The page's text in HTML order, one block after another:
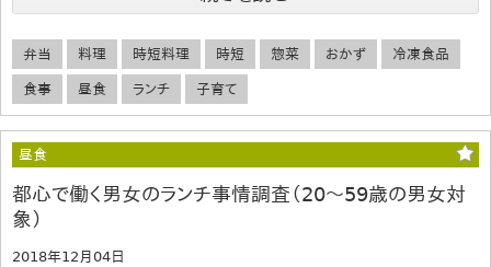
弁当 料理 時短料理 時短 惣菜 おかず 冷凍食品
食事 昼食 ランチ 子育て
昼食
都心で働く男女のランチ事情調査（20～59歳の男女対
象）
2018年12月04日